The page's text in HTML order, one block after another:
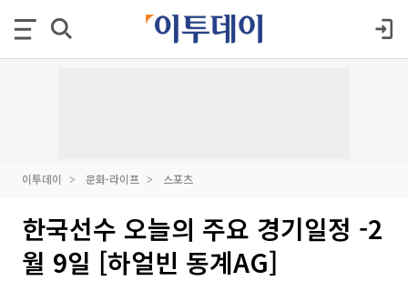
이투데이 문화·라이프 스포츠
한국선수 오늘의 주요 경기일정 -2
월 9일 [하얼빈 동계AG]